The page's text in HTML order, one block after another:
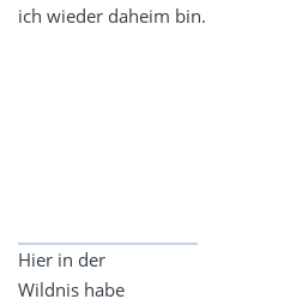
ich wieder daheim bin.
Hier in der
Wildnis habe